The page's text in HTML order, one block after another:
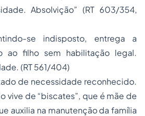
Absolvição” (RT 603/354,
se indisposto, entrega a
ao filho sem habilitação legal.
(RT 561/404)
de necessidade reconhecido.
vive de “biscates”, que é mãe de
auxilia na manutenção da família